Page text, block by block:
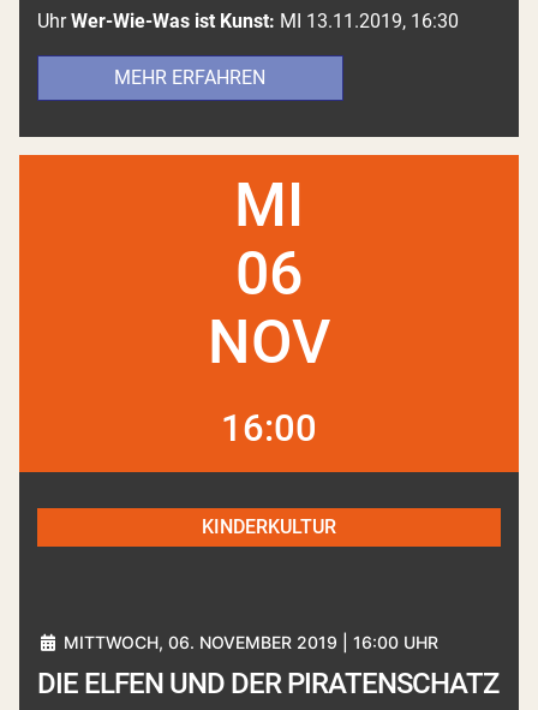
UhrWer-Wie-Was ist Kunst: MI 13.11.2019, 16:30
MEHR ERFAHREN
MI
06
NOV
16:00
KINDERKULTUR
MITTWOCH, 06. NOVEMBER 2019 | 16:00 UHR
DIE ELFEN UND DER PIRATENSCHATZ